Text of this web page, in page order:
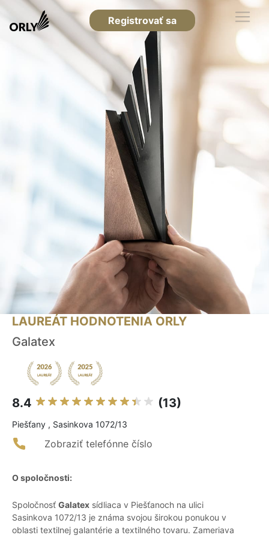
Registrovať sa
LAUREÁT HODNOTENIA ORLY
Galatex
8.4 (13)
Piešťany , Sasinkova 1072/13
Zobraziť telefónne číslo
O spoločnosti:
Spoločnosť Galatex sídliaca v Piešťanoch na ulici
Sasinkova 1072/13 je známa svojou širokou ponukou v
oblasti textilnej galantérie a textilného tovaru. Zameriava